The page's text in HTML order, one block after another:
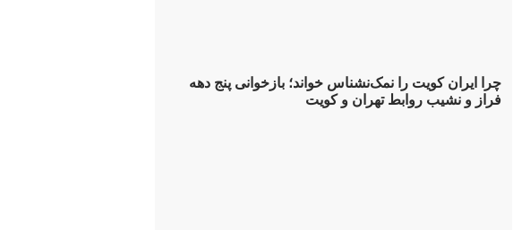
چرا ایران کویت را نمک‌نشناس خواند؛ بازخوانی پنج دهه
فراز و نشیب روابط تهران و کویت